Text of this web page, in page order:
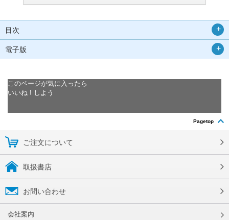
目次
電子版
このページが気に入ったら
いいね ! しよう
Pagetop
ご注文について
取扱書店
お問い合わせ
会社案内